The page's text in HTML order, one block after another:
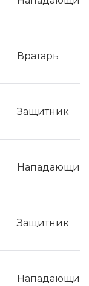
Вратарь
Защитник
Нападающий
Защитник
Нападающий